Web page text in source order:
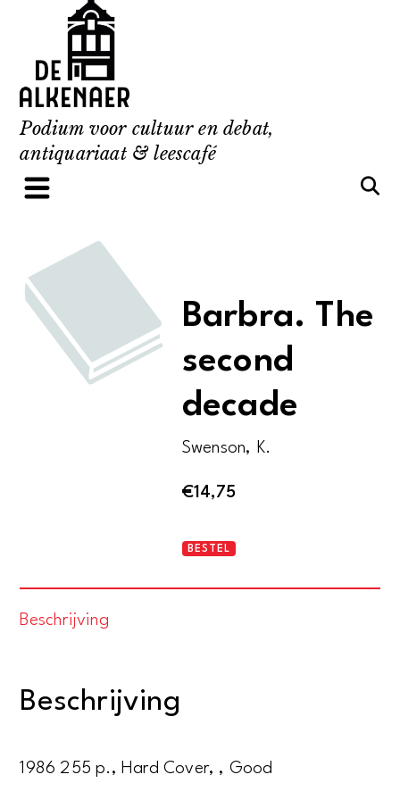
content
Podium voor cultuur en debat,
antiquariaat & leescafé
Barbra. The
second
decade
Swenson, K.
€14,75
Barbra.
BESTEL
Beschrijving
Beschrijving
1986 255 p., Hard Cover, , Good